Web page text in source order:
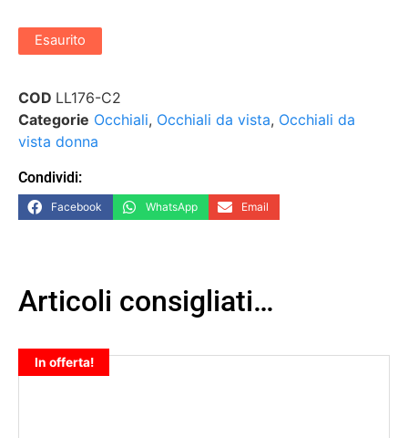
Esaurito
COD LL176-C2
Categorie Occhiali, Occhiali da vista, Occhiali da
vista donna
Condividi:
Facebook WhatsApp Email
Articoli consigliati…
In offerta!